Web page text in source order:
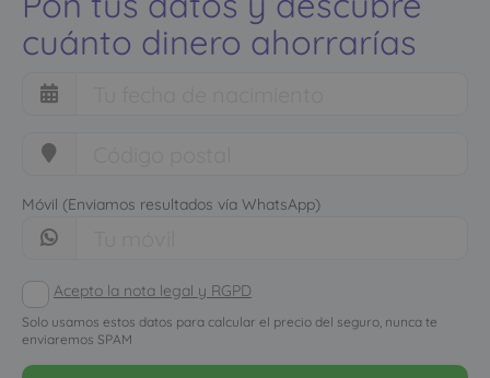
cuánto dinero ahorrarías
Móvil (Enviamos resultados vía WhatsApp)
Acepto la nota legal y RGPD
Solo usamos estos datos para calcular el precio del seguro, nunca te
enviaremos SPAM